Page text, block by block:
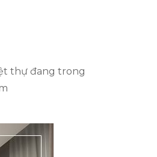
thự đang trong